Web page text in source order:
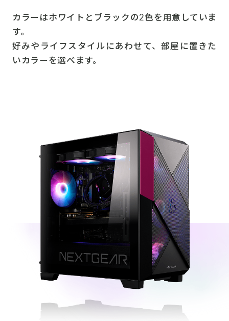
カラーはホワイトとブラックの2色を用意していま
す。
好みやライフスタイルにあわせて、部屋に置きた
いカラーを選べます。